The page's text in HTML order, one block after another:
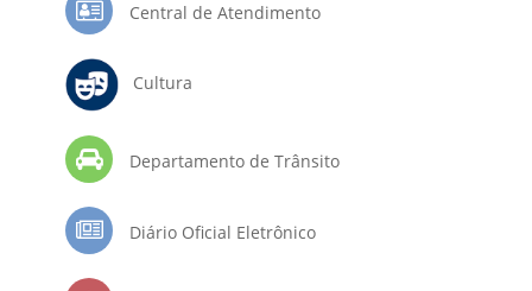
Central de Atendimento
Cultura
Departamento de Trânsito
Diário Oficial Eletrônico